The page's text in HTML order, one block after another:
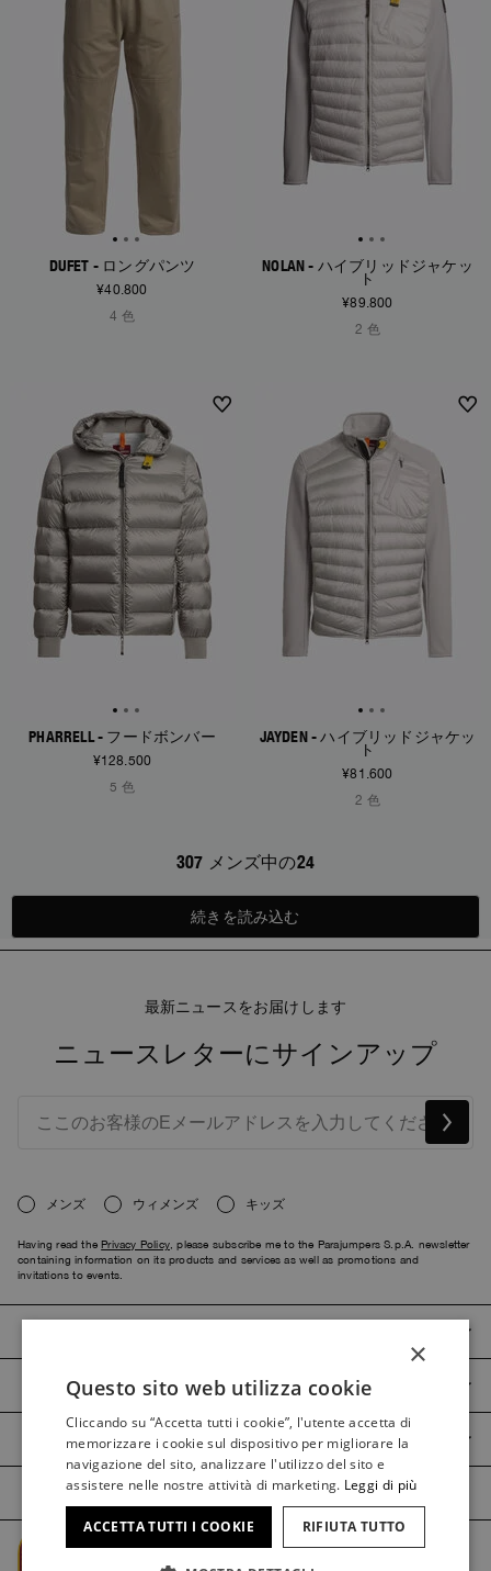
DUFET - ロングパンツ
¥40.800
4 色
NOLAN - ハイブリッドジャケッ
ト
¥89.800
2 色
NEW ARRIVALS
PHARRELL - フードボンバー
¥128.500
5 色
NEW ARRIVALS
JAYDEN - ハイブリッドジャケッ
ト
¥81.600
2 色
307 メンズ中の24
続きを読み込む
最新ニュースをお届けします
ニュースレターにサインアップ
メンズ ウィメンズ キッズ
Having read thePrivacy Policy, please subscribe me to the Parajumpers S.p.A. newsletter
containing information on its products and services as well as promotions and
invitations to events.
CUSTOMER SERVICE
PRODUCT GUIDES
Managed by The Level @2026 Parajumpers Spa
ITALIAN
SPANISH
×
Questo sito web utilizza cookie
Cliccando su “Accetta tutti i cookie”, l'utente accetta di
memorizzare i cookie sul dispositivo per migliorare la
navigazione del sito, analizzare l'utilizzo del sito e
assistere nelle nostre attività di marketing. Leggi di più
ACCETTA TUTTI I COOKIE RIFIUTA TUTTO